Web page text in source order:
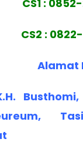
CS1 :
CS2 :
Alamat